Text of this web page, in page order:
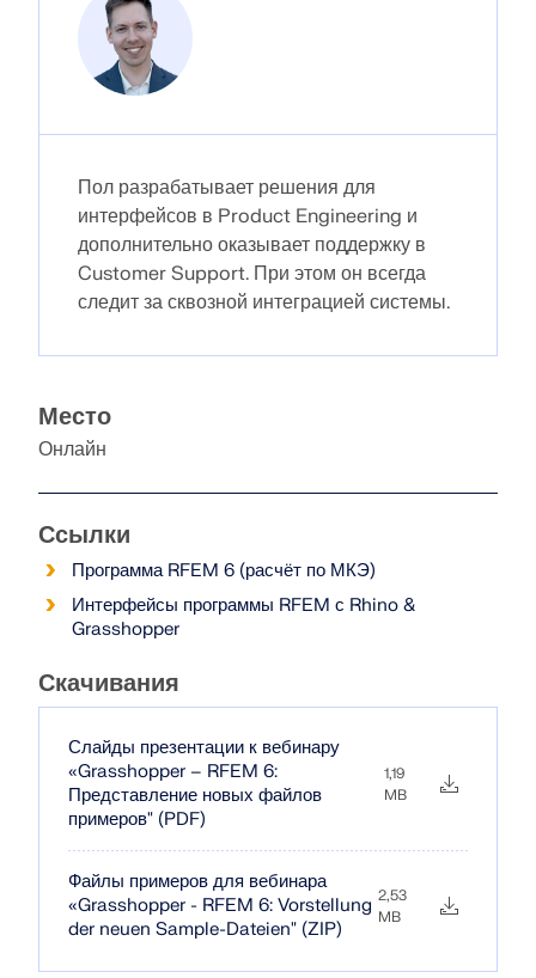
Пол разрабатывает решения для
интерфейсов в Product Engineering и
дополнительно оказывает поддержку в
Customer Support. При этом он всегда
следит за сквозной интеграцией системы.
Место
Онлайн
Ссылки
Программа RFEM 6 (расчёт по МКЭ)
Интерфейсы программы RFEM с Rhino &
Grasshopper
Скачивания
Слайды презентации к вебинару
«Grasshopper – RFEM 6:
Представление новых файлов
примеров" (PDF)
1,19
MB
Файлы примеров для вебинара
«Grasshopper - RFEM 6: Vorstellung
der neuen Sample-Dateien" (ZIP)
2,53
MB